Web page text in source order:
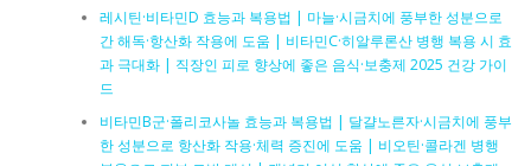
레시틴·비타민D 효능과 복용법 | 마늘·시금치에 풍부한 성분으로
간 해독·항산화 작용에 도움 | 비타민C·히알루론산 병행 복용 시 효
과 극대화 | 직장인 피로 향상에 좋은 음식·보충제 2025 건강 가이
드
비타민B군·폴리코사놀 효능과 복용법 | 달걀노른자·시금치에 풍부
한 성분으로 항산화 작용·체력 증진에 도움 | 비오틴·콜라겐 병행